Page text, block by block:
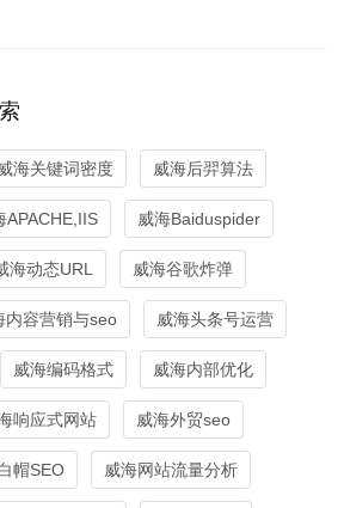
威海关键词密度 威海后羿算法
APACHE,IIS 威海Baiduspider
海动态URL 威海谷歌炸弹
内容营销与seo 威海头条号运营
威海编码格式 威海内部优化
响应式网站 威海外贸seo
帽SEO 威海网站流量分析